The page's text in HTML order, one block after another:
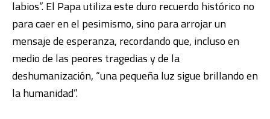
labios”. El Papa utiliza este duro recuerdo histórico no
para caer en el pesimismo, sino para arrojar un
mensaje de esperanza, recordando que, incluso en
medio de las peores tragedias y de la
deshumanización, “una pequeña luz sigue brillando en
la humanidad”.